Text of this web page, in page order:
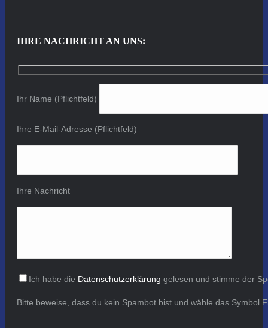
IHRE NACHRICHT AN UNS:
Ihr Name (Pflichtfeld)
Ihre E-Mail-Adresse (Pflichtfeld)
Ihre Nachricht
Ich habe die Datenschutzerklärung gelesen und stimme der
Bitte beweise, dass du kein Spambot bist und wähle das Symbol